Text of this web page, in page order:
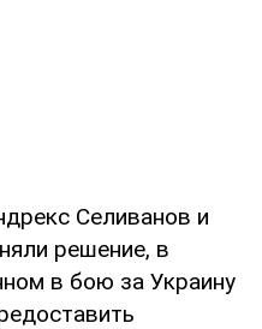
Селиванов и
решение, в
в бою за Украину